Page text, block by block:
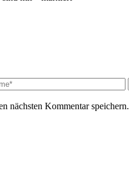
nächsten Kommentar speichern.